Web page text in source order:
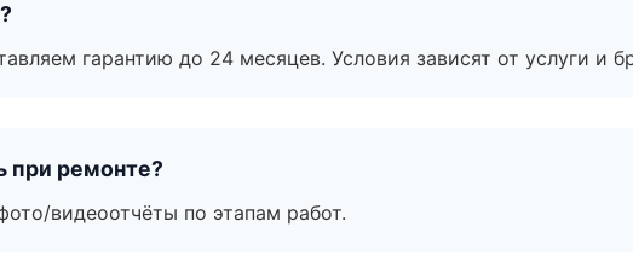
гарантию до 24 месяцев. Условия зависят от услуги и
при ремонте?
видеоотчёты по этапам работ.